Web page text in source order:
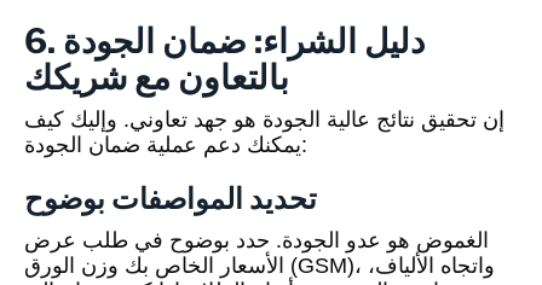
6. دليل الشراء: ضمان الجودة
بالتعاون مع شريكك
إن تحقيق نتائج عالية الجودة هو جهد تعاوني. وإليك كيف
يمكنك دعم عملية ضمان الجودة:
تحديد المواصفات بوضوح
الغموض هو عدو الجودة. حدد بوضوح في طلب عرض
الأسعار الخاص بك وزن الورق (GSM)، واتجاه الألياف،